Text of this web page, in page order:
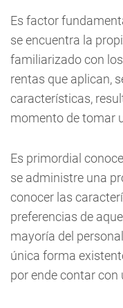
Es factor
se encuentra la
familiarizado con
rentas que aplican,
características,
momento de tomar
Es primordial
se administre una
conocer las
preferencias de
mayoría del
única forma
por ende contar